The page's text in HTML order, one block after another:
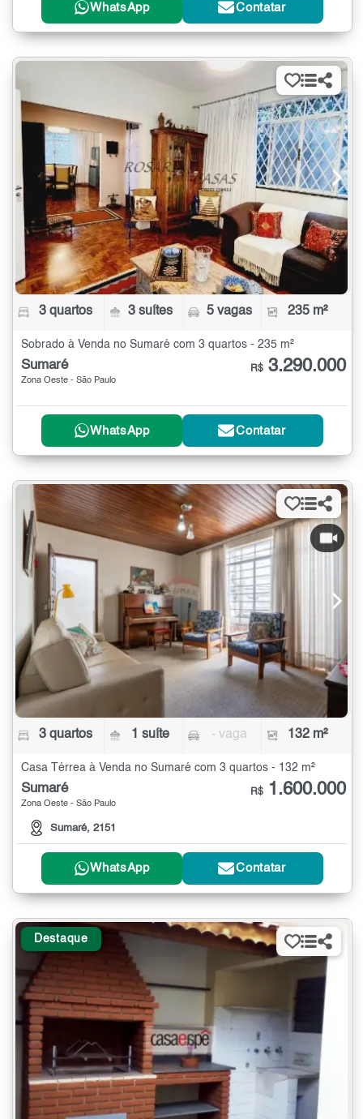
WhatsApp Contatar
3 quartos 3 suítes 5 vagas 235 m²
Sobrado à Venda no Sumaré com 3 quartos - 235 m²
Sumaré
Zona Oeste - São Paulo
R$ 3.290.000
WhatsApp Contatar
3 quartos 1 suíte - vaga 132 m²
Casa Térrea à Venda no Sumaré com 3 quartos - 132 m²
Sumaré
Zona Oeste - São Paulo
Sumaré, 2151
R$ 1.600.000
WhatsApp Contatar
Destaque